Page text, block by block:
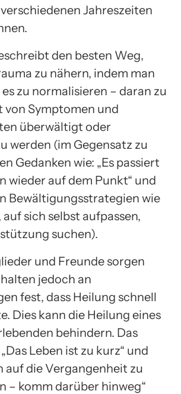
Jahreszeiten
den besten Weg,
zu nähern, indem man
zu normalisieren – daran zu
von Symptomen und
überwältigt oder
werden (im Gegensatz zu
Gedanken wie: „Es passiert
wieder auf dem Punkt“ und
Bewältigungsstrategien wie
sich selbst aufpassen,
suchen).
und Freunde sorgen
jedoch an
fest, dass Heilung schnell
Dies kann die Heilung eines
behindern. Das
Leben ist zu kurz“ und
auf die Vergangenheit zu
– komm darüber hinweg“